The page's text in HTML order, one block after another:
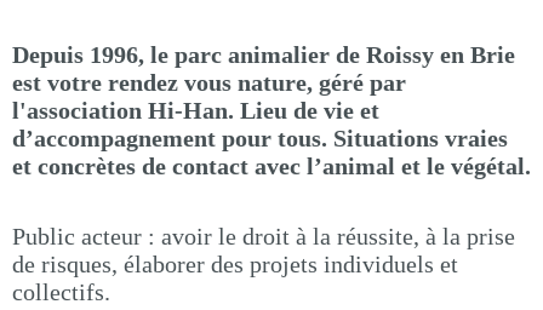
Depuis 1996, le parc animalier de Roissy en Brie
est votre rendez vous nature, géré par
l'association Hi-Han. Lieu de vie et
d’accompagnement pour tous. Situations vraies
et concrètes de contact avec l’animal et le végétal.
Public acteur : avoir le droit à la réussite, à la prise
de risques, élaborer des projets individuels et
collectifs.